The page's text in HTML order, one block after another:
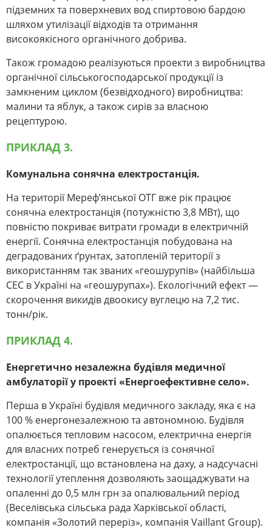
підземних та поверхневих вод спиртовою бардою
шляхом утилізації відходів та отримання
високоякісного органічного добрива.
Також громадою реалізуються проекти з виробництва
органічної сільськогосподарської продукції із
замкненим циклом (безвідходного) виробництва:
малини та яблук, а також сирів за власною
рецептурою.
ПРИКЛАД 3.
Комунальна сонячна електростанція.
На території Мереф’янської ОТГ вже рік працює
сонячна електростанція (потужністю 3,8 МВт), що
повністю покриває витрати громади в електричній
енергії. Сонячна електростанція побудована на
деградованих ґрунтах, затопленій території з
використанням так званих «геошурупів» (найбільша
СЕС в Україні на «геошурупах»). Екологічний ефект —
скорочення викидів двоокису вуглецю на 7,2 тис.
тонн/рік.
ПРИКЛАД 4.
Енергетично незалежна будівля медичної
амбулаторії у проекті «Енергоефективне село».
Перша в Україні будівля медичного закладу, яка є на
100 % енергонезалежною та автономною. Будівля
опалюється тепловим насосом, електрична енергія
для власних потреб генерується із сонячної
електростанції, що встановлена на даху, а надсучасні
технології утеплення дозволяють заощаджувати на
опаленні до 0,5 млн грн за опалювальний період
(Веселівська сільська рада Харківської області,
компанія «Золотий переріз», компанія Vaillant Group).